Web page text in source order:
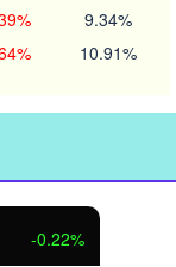
9.34%
10.91%
-0.66%